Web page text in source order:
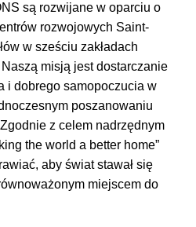
są rozwijane w oparciu o
rozwojowych Saint-
w sześciu zakładach
misją jest dostarczanie
i dobrego samopoczucia w
poszanowaniu
z celem nadrzędnym
the world a better home”
aby świat stawał się
miejscem do